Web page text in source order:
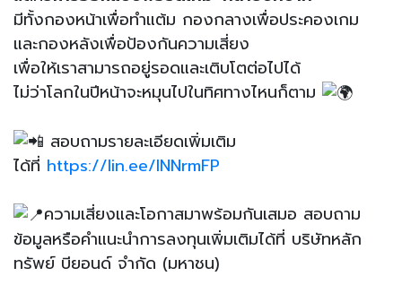
มีทั้งกองหน้าเพื่อทำแต้ม กองกลางเพื่อประคองเกม
และกองหลังเพื่อป้องกันความเสี่ยง
เพื่อให้เราสามารถอยู่รอดและเติบโตต่อไปได้
ไม่ว่าโลกในปีหน้าจะหมุนไปในทิศทางไหนก็ตาม
สอบถามรายละเอียดเพิ่มเติม
ได้ที่ https://lin.ee/INNrmFP
ความเสี่ยงและโอกาสมาพร้อมกันเสมอ สอบถาม
ข้อมูลหรือคำแนะนำการลงทุนเพิ่มเติมได้ที่ บริษัทหลัก
ทรัพย์ บียอนด์ จำกัด (มหาชน)